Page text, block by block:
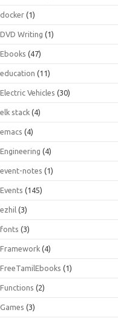
docker (1)
DVD Writing (1)
Ebooks (47)
education (11)
Electric Vehicles (30)
elk stack (4)
emacs (4)
Engineering (4)
event-notes (1)
Events (145)
ezhil (3)
fonts (3)
Framework (4)
FreeTamilEbooks (1)
Functions (2)
Games (3)